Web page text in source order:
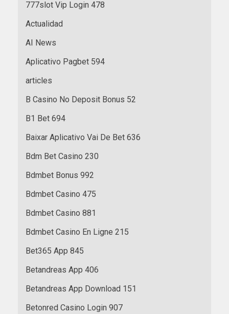
777slot Vip Login 478
Actualidad
AI News
Aplicativo Pagbet 594
articles
B Casino No Deposit Bonus 52
B1 Bet 694
Baixar Aplicativo Vai De Bet 636
Bdm Bet Casino 230
Bdmbet Bonus 992
Bdmbet Casino 475
Bdmbet Casino 881
Bdmbet Casino En Ligne 215
Bet365 App 845
Betandreas App 406
Betandreas App Download 151
Betonred Casino Login 907